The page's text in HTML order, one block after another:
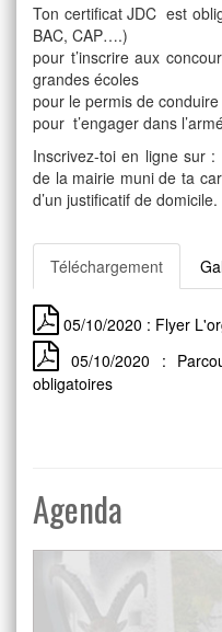
Ton certificat JDC est
BAC, CAP….)
pour t’inscrire aux
grandes écoles
pour le permis de conduire
pour t’engager dans
Inscrivez-toi en ligne sur :
de la mairie muni de ta
d’un justificatif de domicile.
Téléchargement
05/10/2020 : Flyer
05/10/2020 :
obligatoires
Agenda